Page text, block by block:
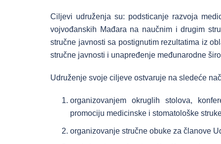
Ciljevi udruženja su: podsticanje razvoja
vojvođanskih Mađara na naučnim i drugim
stručne javnosti sa postignutim rezultatima iz
stručne javnosti i unapređenje međunarodne
Udruženje svoje ciljeve ostvaruje na sledeće
organizovanjem okruglih stolova,
promociju medicinske i stomatološke
organizovanje stručne obuke za članove